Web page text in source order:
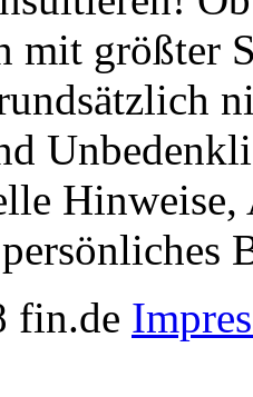
mit größter
Hinweise,
fin.de